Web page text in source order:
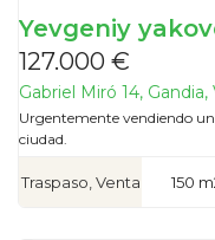
Yevgeniy
127.000 €
Gabriel Miró 14, Gandia,
Urgentemente vendiendo
ciudad.
Traspaso, Venta 150